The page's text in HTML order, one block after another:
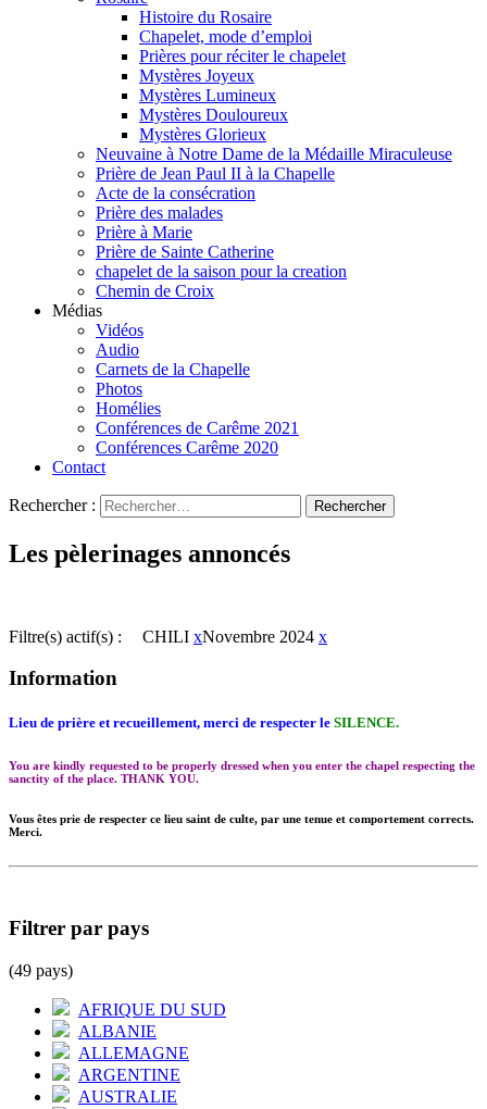
Histoire du Rosaire
Chapelet, mode d’emploi
Prières pour réciter le chapelet
Mystères Joyeux
Mystères Lumineux
Mystères Douloureux
Mystères Glorieux
Neuvaine à Notre Dame de la Médaille Miraculeuse
Prière de Jean Paul II à la Chapelle
Acte de la consécration
Prière des malades
Prière à Marie
Prière de Sainte Catherine
chapelet de la saison pour la creation
Chemin de Croix
Médias
Vidéos
Audio
Carnets de la Chapelle
Photos
Homélies
Conférences de Carême 2021
Conférences Carême 2020
Contact
Rechercher :
Les pèlerinages annoncés
Filtre(s) actif(s) : CHILI xNovembre 2024 x
Information
Lieu de prière et recueillement, merci de respecter le SILENCE.
You are kindly requested to be properly dressed when you enter the chapel respecting the
sanctity of the place. THANK YOU.
Vous êtes prie de respecter ce lieu saint de culte, par une tenue et comportement corrects.
Merci.
Filtrer par pays
(49 pays)
AFRIQUE DU SUD
ALBANIE
ALLEMAGNE
ARGENTINE
AUSTRALIE